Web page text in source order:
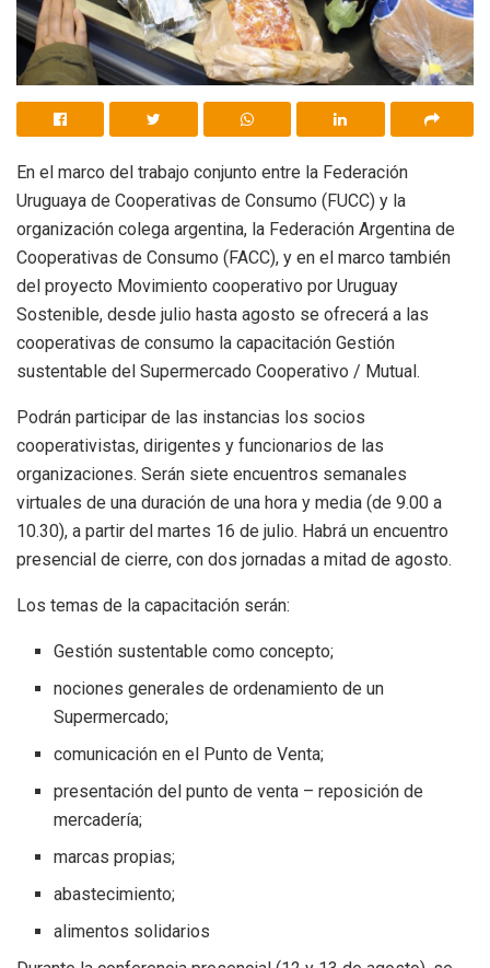
En el marco del trabajo conjunto entre la Federación
Uruguaya de Cooperativas de Consumo (FUCC) y la
organización colega argentina, la Federación Argentina de
Cooperativas de Consumo (FACC), y en el marco también
del proyecto Movimiento cooperativo por Uruguay
Sostenible, desde julio hasta agosto se ofrecerá a las
cooperativas de consumo la capacitación Gestión
sustentable del Supermercado Cooperativo / Mutual.
Podrán participar de las instancias los socios
cooperativistas, dirigentes y funcionarios de las
organizaciones. Serán siete encuentros semanales
virtuales de una duración de una hora y media (de 9.00 a
10.30), a partir del martes 16 de julio. Habrá un encuentro
presencial de cierre, con dos jornadas a mitad de agosto.
Los temas de la capacitación serán:
Gestión sustentable como concepto;
nociones generales de ordenamiento de un
Supermercado;
comunicación en el Punto de Venta;
presentación del punto de venta – reposición de
mercadería;
marcas propias;
abastecimiento;
alimentos solidarios